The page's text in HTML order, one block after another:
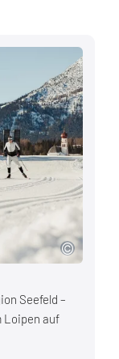
Seefeld –
Loipen auf